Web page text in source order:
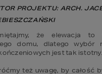
PROJEKTU: ARCH.
że elewacja to
domu, dlatego wybór
jest tak istotny.
też uwagę, by całość